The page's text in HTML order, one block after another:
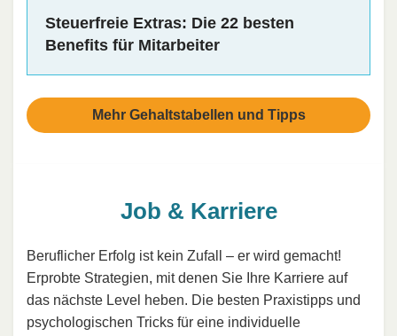
Steuerfreie Extras: Die 22 besten
Benefits für Mitarbeiter
Mehr Gehaltstabellen und Tipps
Job & Karriere
Beruflicher Erfolg ist kein Zufall – er wird gemacht!
Erprobte Strategien, mit denen Sie Ihre Karriere auf
das nächste Level heben. Die besten Praxistipps und
psychologischen Tricks für eine individuelle